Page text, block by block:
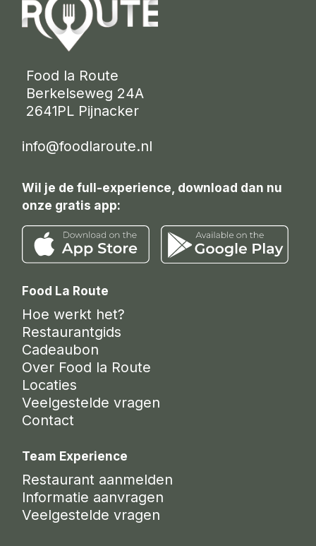
Food la Route
Berkelseweg 24A
2641PL Pijnacker
info@foodlaroute.nl
Wil je de full-experience, download dan nu
onze gratis app:
Food La Route
Hoe werkt het?
Restaurantgids
Cadeaubon
Over Food la Route
Locaties
Veelgestelde vragen
Contact
Team Experience
Restaurant aanmelden
Informatie aanvragen
Veelgestelde vragen